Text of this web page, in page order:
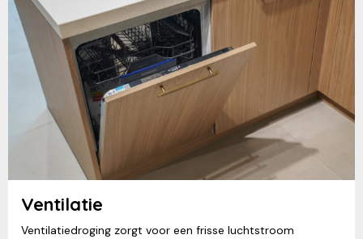
Ventilatie
Ventilatiedroging zorgt voor een frisse luchtstroom